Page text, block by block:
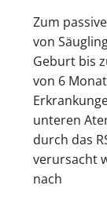
Zum
von
Geburt bis
von 6
unteren
durch das
verursacht
nach